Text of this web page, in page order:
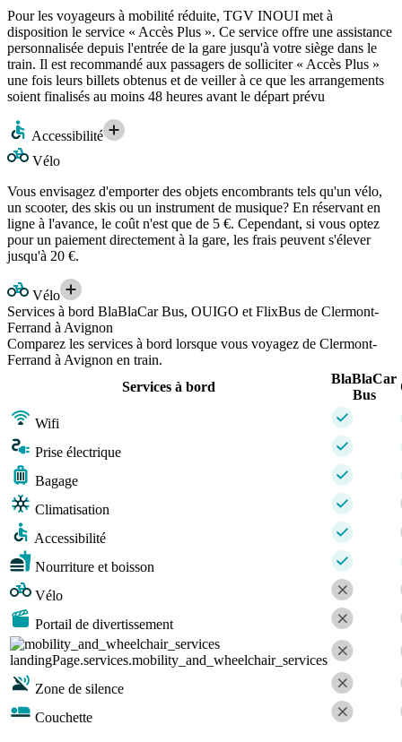
Pour les voyageurs à mobilité réduite, TGV INOUI met à
disposition le service « Accès Plus ». Ce service offre une assistance
personnalisée depuis l'entrée de la gare jusqu'à votre siège dans le
train. Il est recommandé aux passagers de solliciter « Accès Plus »
une fois leurs billets obtenus et de veiller à ce que les arrangements
soient finalisés au moins 48 heures avant le départ prévu
Accessibilité
Vélo
Vous envisagez d'emporter des objets encombrants tels qu'un vélo,
un scooter, des skis ou un instrument de musique? En réservant en
ligne à l'avance, le coût n'est que de 5 €. Cependant, si vous optez
pour un paiement directement à la gare, les frais peuvent s'élever
jusqu'à 20 €.
Vélo
Services à bord BlaBlaCar Bus, OUIGO et FlixBus de Clermont-
Ferrand à Avignon
Comparez les services à bord lorsque vous voyagez de Clermont-
Ferrand à Avignon en train.
Services à bord
BlaBlaCar
Bus
Wifi
Prise électrique
Bagage
Climatisation
Accessibilité
Nourriture et boisson
Vélo
Portail de divertissement
landingPage.services.mobility_and_wheelchair_services
Zone de silence
Couchette